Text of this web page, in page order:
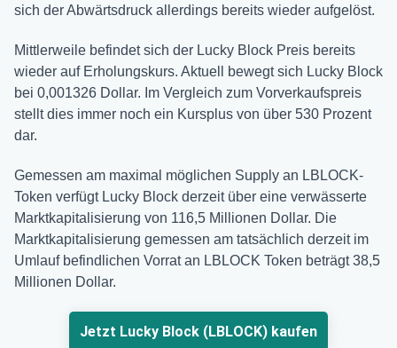
sich der Abwärtsdruck allerdings bereits wieder aufgelöst.
Mittlerweile befindet sich der Lucky Block Preis bereits
wieder auf Erholungskurs. Aktuell bewegt sich Lucky Block
bei 0,001326 Dollar. Im Vergleich zum Vorverkaufspreis
stellt dies immer noch ein Kursplus von über 530 Prozent
dar.
Gemessen am maximal möglichen Supply an LBLOCK-
Token verfügt Lucky Block derzeit über eine verwässerte
Marktkapitalisierung von 116,5 Millionen Dollar. Die
Marktkapitalisierung gemessen am tatsächlich derzeit im
Umlauf befindlichen Vorrat an LBLOCK Token beträgt 38,5
Millionen Dollar.
Jetzt Lucky Block (LBLOCK) kaufen